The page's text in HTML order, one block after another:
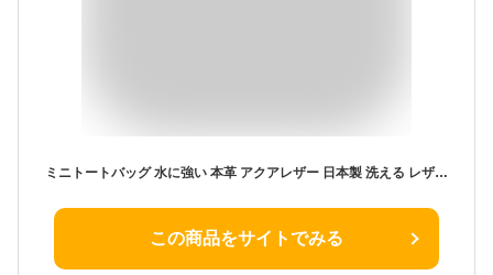
ミニトートバッグ 水に強い 本革 アクアレザー 日本製 洗える レザーバッグ レディース 本革 A4サイズ お洒落 高級感のある 水に濡れても劣化しづらい 無地 エルメス風 ビジネスにも使える 雨の日 おすすめ かわいい 選べる #olt21SS 通勤 軽い
この商品をサイトでみる